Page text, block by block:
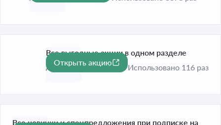
Все выгодные акции в одном разделе
До 31 дек. 2026
Открыть акцию
Использовано 116 раз
Все новинки и спецпредложения при подписке на